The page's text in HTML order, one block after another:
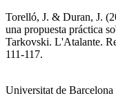
Torelló, J. & Duran, J.
una propuesta práctica
Tarkovski. L'Atalante.
111-117.
Universitat de Barcelona